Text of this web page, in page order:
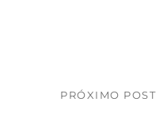
PRÓXIMO POST